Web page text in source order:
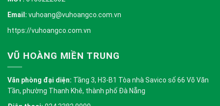
Email: vuhoang@vuhoangco.com.vn
https://vuhoangco.com.vn
VŨ HOÀNG MIỀN TRUNG
Văn phòng đại diện: Tầng 3, H3-B1 Tòa nhà Savico số 66 Võ Văn
Tần, phường Thanh Khê, thành phố Đà Nẵng